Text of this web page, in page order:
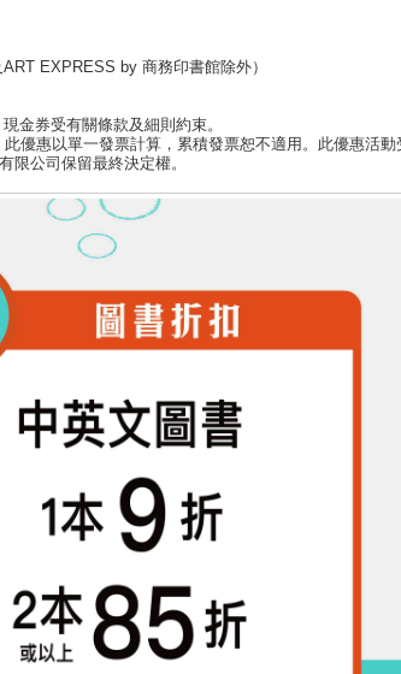
EXPRESS by 商務印書館除外）
金券受有關條款及細則約束。
優惠以單一發票計算，累積發票恕不適用。此優惠活動
限公司保留最終決定權。